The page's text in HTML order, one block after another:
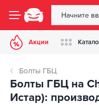
Акции
Болты ГБЦ
Болты ГБЦ на
Истар):